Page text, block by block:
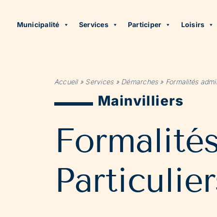
Municipalité Services Participer Loisirs
Accueil» Services» Démarches» Formalités
Mainvilliers